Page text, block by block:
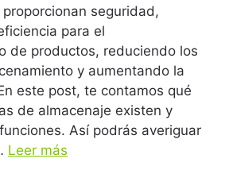
seguridad,
para el
de productos, reduciendo los
y aumentando la
este post, te contamos qué
de almacenaje existen y
Así podrás averiguar
Leer más